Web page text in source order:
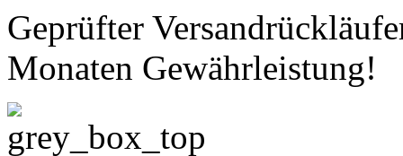
Geprüfter
Monaten Gewährleistung!